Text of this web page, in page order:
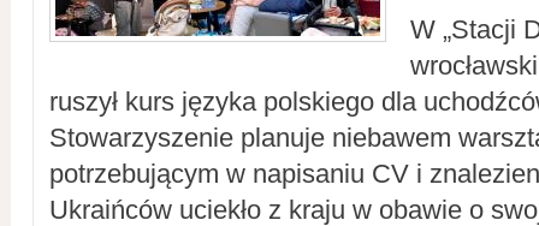
W „Stacji
ruszył kurs języka polskiego dla
Stowarzyszenie planuje niebawem
potrzebującym w napisaniu CV i
Ukraińców uciekło z kraju w obawie o